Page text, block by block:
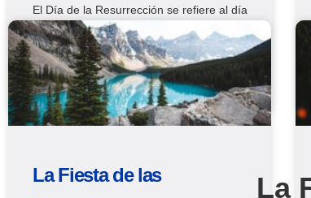
El Día de la Resurrección se refiere al día
en que Jesús resucitó de entre los
muertos después de la crucifixión. Esta
Fiesta de Dios conmemora el gran poder
de Dios que triunfa sobre la muerte.
La
La Fiesta de las